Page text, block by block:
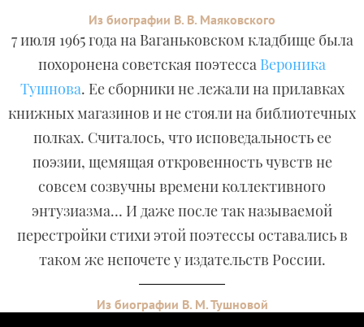
Из биографии В. В. Маяковского
7 июля 1965 года на Ваганьковском кладбище была
похоронена советская поэтесса Вероника
Тушнова. Ее сборники не лежали на прилавках
книжных магазинов и не стояли на библиотечных
полках. Считалось, что исповедальность ее
поэзии, щемящая откровенность чувств не
совсем созвучны времени коллективного
энтузиазма… И даже после так называемой
перестройки стихи этой поэтессы оставались в
таком же непочете у издательств России.
Из биографии В. М. Тушновой